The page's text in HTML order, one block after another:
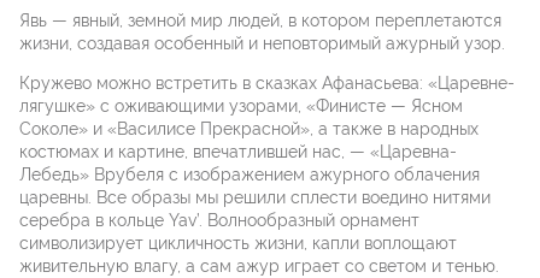
Явь — явный, земной мир людей, в котором переплетаются
жизни, создавая особенный и неповторимый ажурный узор.
Кружево можно встретить в сказках Афанасьева: «Царевне-
лягушке» с оживающими узорами, «Финисте — Ясном
Соколе» и «Василисе Прекрасной», а также в народных
костюмах и картине, впечатлившей нас, — «Царевна-
Лебедь» Врубеля с изображением ажурного облачения
царевны. Все образы мы решили сплести воедино нитями
серебра в кольце Yav’. Волнообразный орнамент
символизирует цикличность жизни, капли воплощают
живительную влагу, а сам ажур играет со светом и тенью.